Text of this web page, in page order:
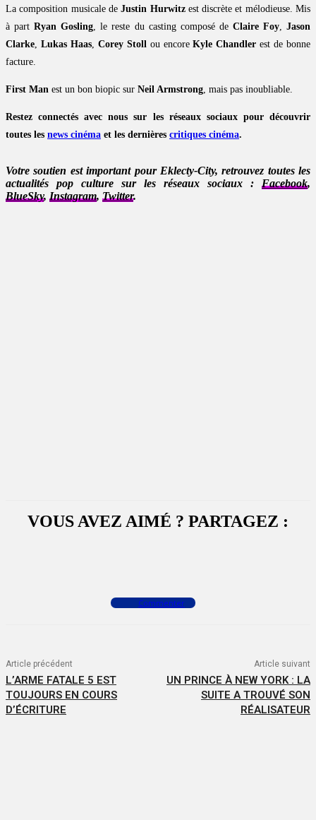
La composition musicale deJustin Hurwitzest discrète et mélodieuse. Mis
à partRyan Gosling , le reste du casting composé de Claire Foy,Jason
Clarke Lukas Haas, Corey Stoll ou encoreKyle Chandler est de bonne
facture.
First Man est un bon biopic sur Neil Armstrong , mais pas inoubliable.
Restez connectés avec nous sur les réseaux sociaux pour découvrir
toutes les news cinéma et les dernières critiques cinéma.
Votre soutien est important pour Eklecty-City, retrouvez toutes les
actualités pop culture sur les réseaux sociaux : Facebook,
BlueSky, Instagram, Twitter.
VOUS AVEZ AIMÉ ? PARTAGEZ :
Commenter
Article précédent
L’ARME FATALE 5 EST
TOUJOURS EN COURS
D’ÉCRITURE
Article suivant
UN PRINCE À NEW YORK : LA
SUITE A TROUVÉ SON
RÉALISATEUR